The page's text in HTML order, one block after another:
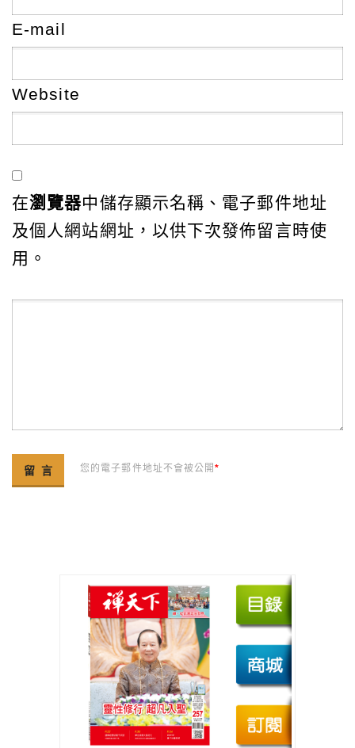
E-mail
Website
在瀏覽器中儲存顯示名稱、電子郵件地址
及個人網站網址，以供下次發佈留言時使
用。
您的電子郵件地址不會被公開*